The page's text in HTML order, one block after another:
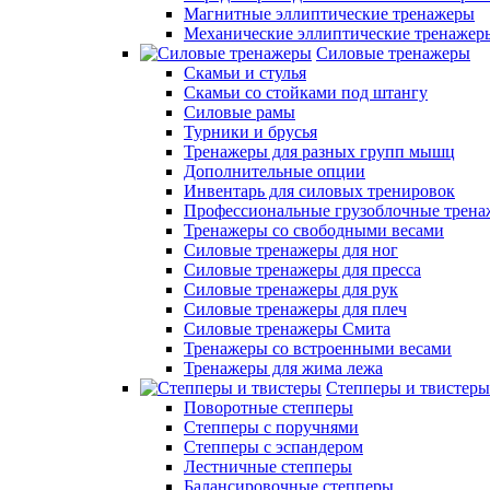
Магнитные эллиптические тренажеры
Механические эллиптические
Силовые тренажеры
Скамьи и стулья
Скамьи со стойками под штангу
Силовые рамы
Турники и брусья
Тренажеры для разных групп мышц
Дополнительные опции
Инвентарь для силовых тренировок
Профессиональные грузоблочные
Тренажеры со свободными весами
Силовые тренажеры для ног
Силовые тренажеры для пресса
Силовые тренажеры для рук
Силовые тренажеры для плеч
Силовые тренажеры Смита
Тренажеры со встроенными весами
Тренажеры для жима лежа
Степперы и твистеры
Поворотные степперы
Степперы с поручнями
Степперы с эспандером
Лестничные степперы
Балансировочные степперы